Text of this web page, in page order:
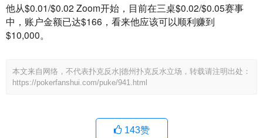
他从$0.01/$0.02 Zoom开始，目前在三桌$0.02/$0.05赛事
中，账户金额已达$166，看来他应该可以顺利赚到
$10,000。
本文来自网络，不代表扑克反水|德州扑克反水立场，转载请注明出处：
https://pokerfanshui.com/puke/941.html
143赞